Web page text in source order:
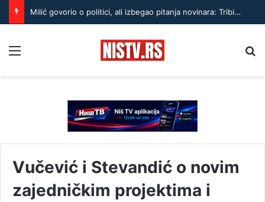
Milić govorio o politici, ali izbegao pitanja novinara: Tribina otvorena samo za istomišljenike?
Vučević i Stevandić o novim
zajedničkim projektima i